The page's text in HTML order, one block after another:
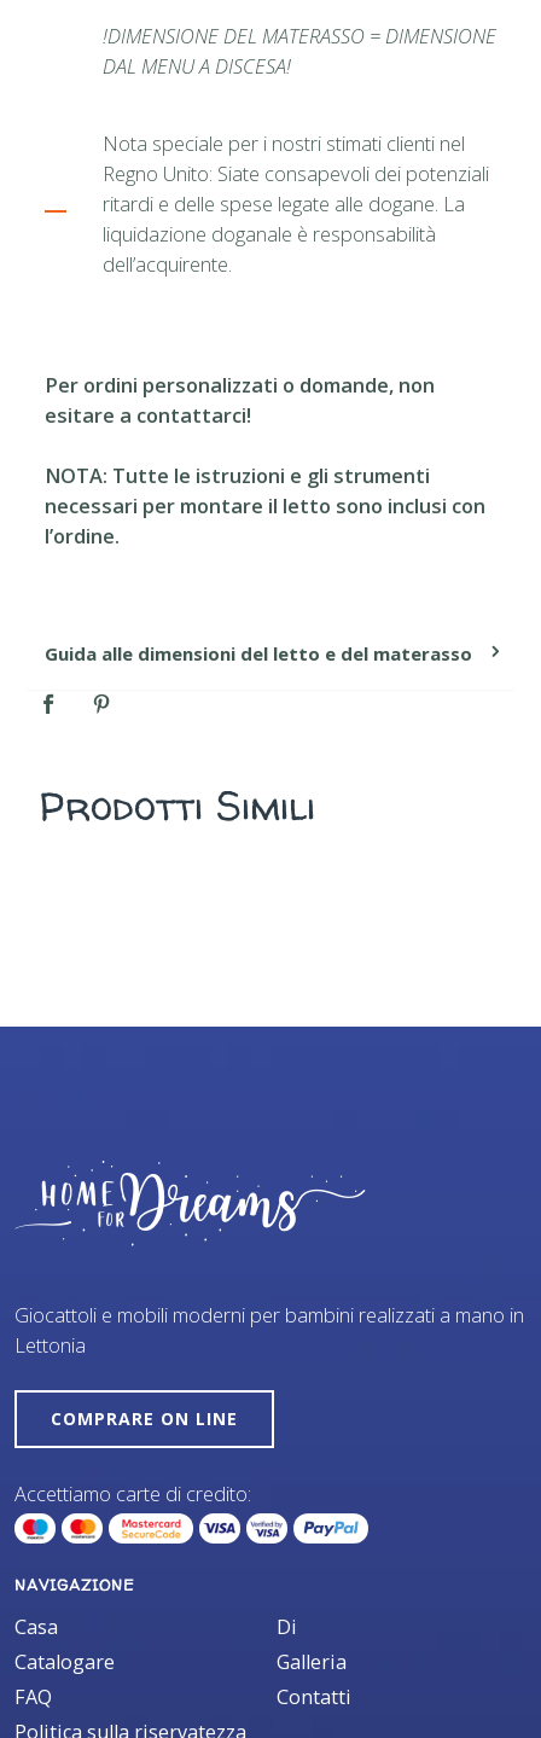
!DIMENSIONE DEL MATERASSO = DIMENSIONE
DAL MENU A DISCESA!
Nota speciale per i nostri stimati clienti nel
Regno Unito: Siate consapevoli dei potenziali
ritardi e delle spese legate alle dogane. La
liquidazione doganale è responsabilità
dell’acquirente.
Per ordini personalizzati o domande, non
esitare a contattarci!
NOTA: Tutte le istruzioni e gli strumenti
necessari per montare il letto sono inclusi con
l’ordine.
Prodotti Simili
Giocattoli e mobili moderni per bambini realizzati a mano in
Lettonia
COMPRARE ON LINE
Accettiamo carte di credito:
NAVIGAZIONE
Casa
Di
Catalogare
Galleria
FAQ
Contatti
Politica sulla riservatezza